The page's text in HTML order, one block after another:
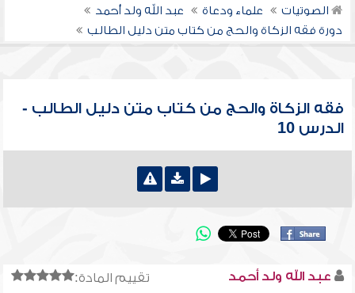
الصوتيات علماء ودعاة
عبد الله ولد أحمد
دورة فقه الزكاة والحج من كتاب متن دليل الطالب
فقه الزكاة والحج من كتاب متن دليل الطالب -
الدرس 10
تقييم المادة: عبد الله ولد أحمد